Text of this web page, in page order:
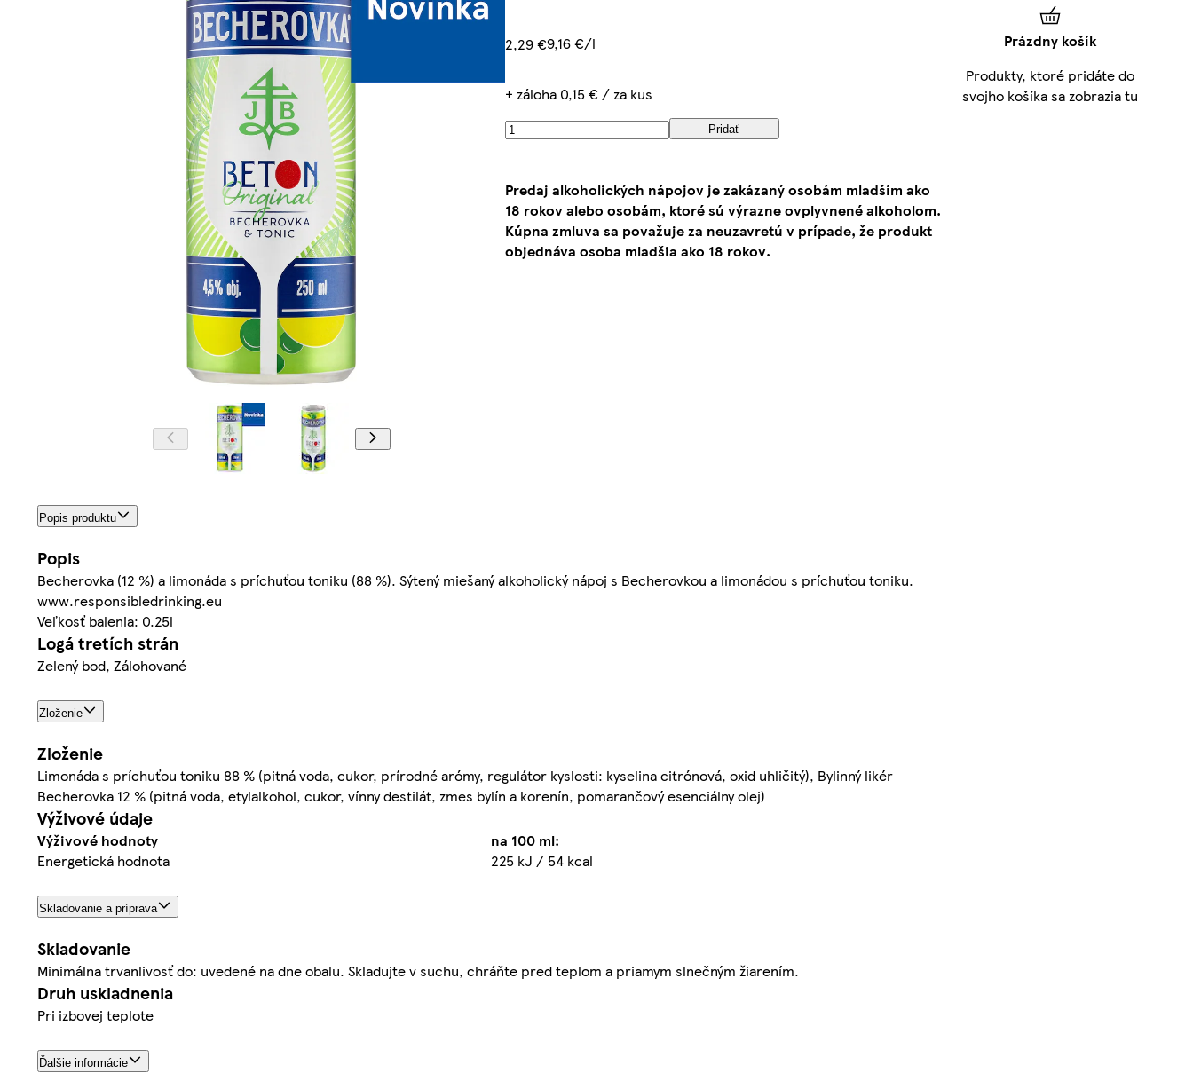
2,29 €9,16 €/l
+ záloha 0,15 € / za kus
Pridať
Predaj alkoholických nápojov je zakázaný osobám mladším ako
18 rokov alebo osobám, ktoré sú výrazne ovplyvnené alkoholom.
Kúpna zmluva sa považuje za neuzavretú v prípade, že produkt
objednáva osoba mladšia ako 18 rokov.
Popis produktu
Popis
Becherovka (12 %) a limonáda s príchuťou toniku (88 %). Sýtený miešaný alkoholický nápoj s Becherovkou a limonádou s príchuťou toniku.
www.responsibledrinking.eu
Veľkosť balenia: 0.25l
Logá tretích strán
Zelený bod, Zálohované
Zloženie
Zloženie
Limonáda s príchuťou toniku 88 % (pitná voda, cukor, prírodné arómy, regulátor kyslosti: kyselina citrónová, oxid uhličitý), Bylinný likér
Becherovka 12 % (pitná voda, etylalkohol, cukor, vínny destilát, zmes bylín a korenín, pomarančový esenciálny olej)
Výživové údaje
Výživové hodnoty
na 100 ml:
Energetická hodnota
225 kJ / 54 kcal
Skladovanie a príprava
Skladovanie
Minimálna trvanlivosť do: uvedené na dne obalu. Skladujte v suchu, chráňte pred teplom a priamym slnečným žiarením.
Druh uskladnenia
Pri izbovej teplote
Ďalšie informácie
Prázdny košík
Produkty, ktoré pridáte do
svojho košíka sa zobrazia tu